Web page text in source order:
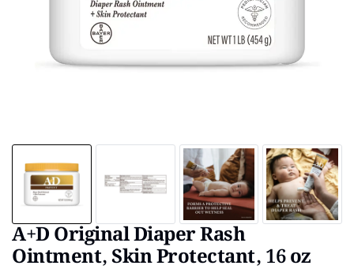
A+D Original Diaper Rash
Ointment, Skin Protectant, 16 oz